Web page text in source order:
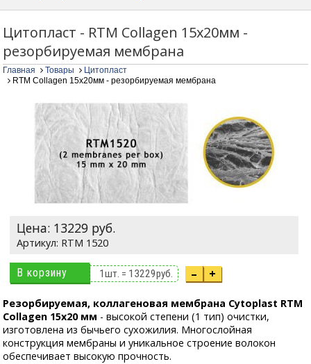
Цитопласт - RTM Collagen 15х20мм -
резорбируемая мембрана
Главная Товары
Цитопласт
RTM Collagen 15х20мм - резорбируемая мембрана
Цена: 13229 руб.
RTM 1520
В корзину 1шт. = 13229руб. – +
Резорбируемая, коллагеновая мембрана Cytoplast RTM
Collagen 15х20 мм - высокой степени (1 тип) очистки,
изготовлена из бычьего сухожилия. Многослойная
конструкция мембраны и уникальное строение волокон
обеспечивает высокую прочность.